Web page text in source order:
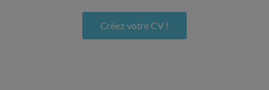
Créez votre CV !